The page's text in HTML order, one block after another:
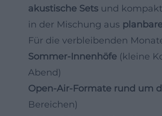
akustische Sets und
in der Mischung aus
Für die verbleibenden
Sommer‑Innenhöfe (kleine
Abend)
Open‑Air‑Formate rund um
Bereichen)